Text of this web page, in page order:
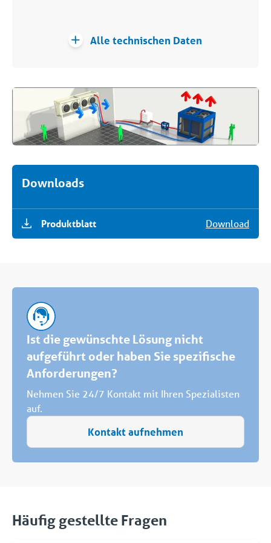
Downloads
Produktblatt Download
Alle technischen Daten
Ist die gewünschte Lösung nicht
aufgeführt oder haben Sie spezifische
Anforderungen?
Nehmen Sie 24/7 Kontakt mit Ihren Spezialisten
auf.
Kontakt aufnehmen
Häufig gestellte Fragen